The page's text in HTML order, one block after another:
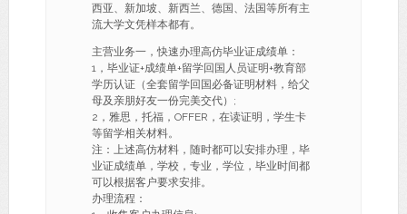
西亚、新加坡、新西兰、德国、法国等所有主
流大学文凭样本都有。
主营业务一，快速办理高仿毕业证成绩单：
1，毕业证+成绩单+留学回国人员证明+教育部
学历认证（全套留学回国必备证明材料，给父
母及亲朋好友一份完美交代）;
2，雅思，托福，OFFER，在读证明，学生卡
等留学相关材料。
注：上述高仿材料，随时都可以安排办理，毕
业证成绩单，学校，专业，学位，毕业时间都
可以根据客户要求安排。
办理流程：